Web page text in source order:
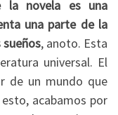
la novela es una
una parte de la
, anoto. Esta
universal. El
de un mundo que
acabamos por